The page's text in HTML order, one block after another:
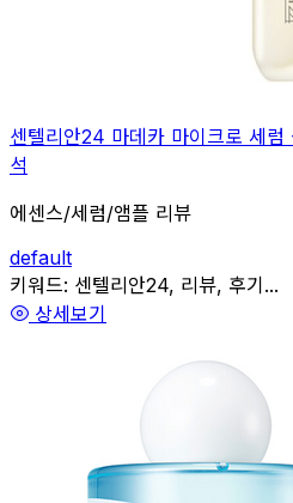
센텔리안24 마데카 마이크로 세
석
에센스/세럼/앰플 리뷰
default
관련
키워드: 센텔리안24, 리뷰, 후기...
상세보기